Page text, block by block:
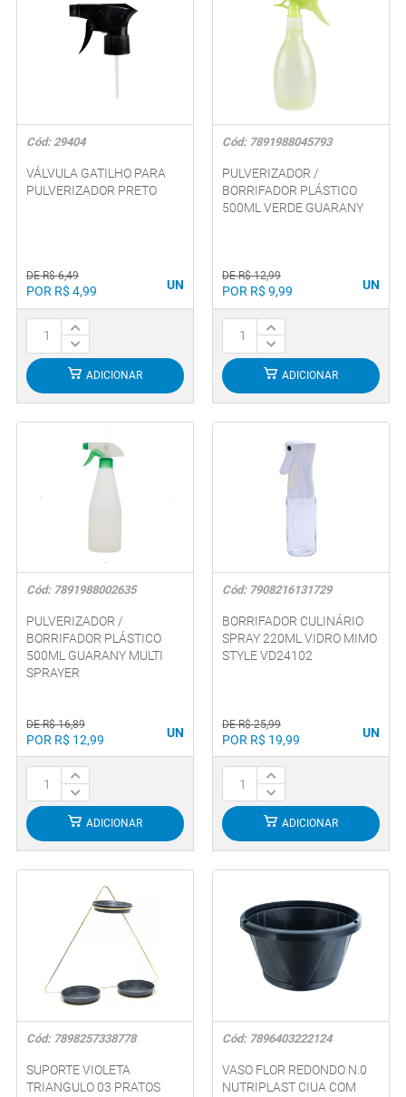
Cód: 29404
VÁLVULA GATILHO PARA
PULVERIZADOR PRETO
DE R$ 6,49
POR R$ 4,99 UN
ADICIONAR
Cód: 7891988045793
PULVERIZADOR /
BORRIFADOR PLÁSTICO
500ML VERDE GUARANY
DE R$ 12,99
POR R$ 9,99 UN
ADICIONAR
Cód: 7891988002635
PULVERIZADOR /
BORRIFADOR PLÁSTICO
500ML GUARANY MULTI
SPRAYER
DE R$ 16,89
POR R$ 12,99 UN
ADICIONAR
Cód: 7908216131729
BORRIFADOR CULINÁRIO
SPRAY 220ML VIDRO MIMO
STYLE VD24102
DE R$ 25,99
POR R$ 19,99 UN
ADICIONAR
Cód: 7898257338778
SUPORTE VIOLETA
TRIANGULO 03 PRATOS
Cód: 7896403222124
VASO FLOR REDONDO N.0
NUTRIPLAST CIUA COM